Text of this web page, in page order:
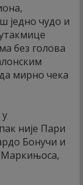
једно чудо и
без голова
мирно чека
није Пари
Бонучи и